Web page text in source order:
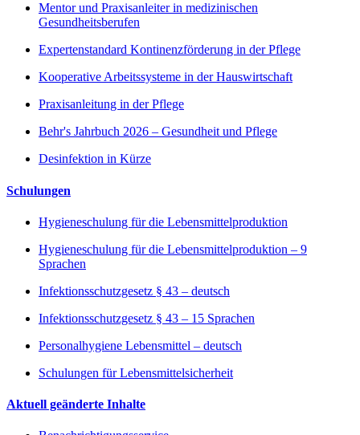
Mentor und Praxisanleiter in medizinischen
Gesundheitsberufen
Expertenstandard Kontinenzförderung in der Pflege
Kooperative Arbeitssysteme in der Hauswirtschaft
Praxisanleitung in der Pflege
Behr's Jahrbuch 2026 – Gesundheit und Pflege
Desinfektion in Kürze
Schulungen
Hygieneschulung für die Lebensmittelproduktion
Hygieneschulung für die Lebensmittelproduktion – 9
Sprachen
Infektionsschutzgesetz § 43 – deutsch
Infektionsschutzgesetz § 43 – 15 Sprachen
Personalhygiene Lebensmittel – deutsch
Schulungen für Lebensmittelsicherheit
Aktuell geänderte Inhalte